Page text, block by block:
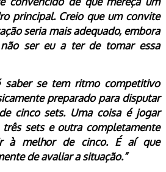
principal. Creio que um convite
seria mais adequado, embora
ser eu a ter de tomar essa
saber se tem ritmo competitivo
preparado para disputar
cinco sets. Uma coisa é jogar
sets e outra completamente
à melhor de cinco. É aí que
de avaliar a situação.”